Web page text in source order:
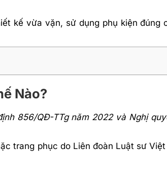
kế vừa vặn, sử dụng phụ kiện đúng
Nào?
856/QĐ-TTg năm 2022 và Nghị
trang phục do Liên đoàn Luật sư